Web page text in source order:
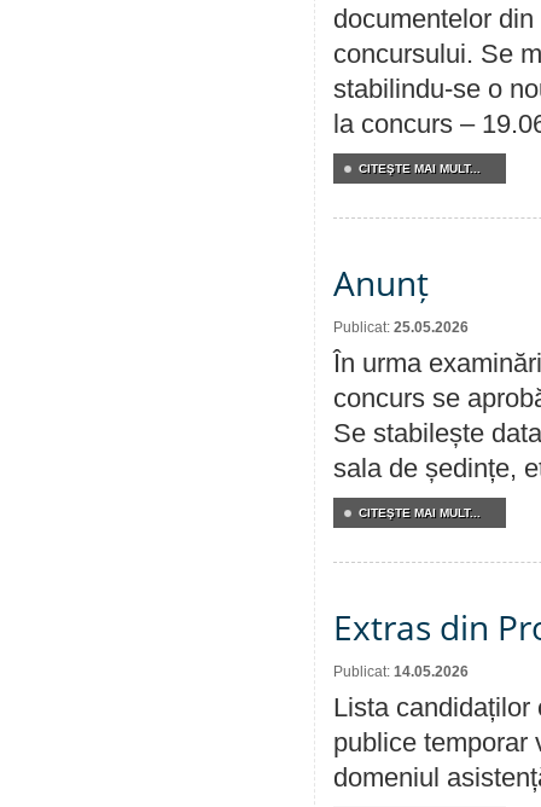
documentelor
concursului. Se
stabilindu-se o
la concurs –
CITEŞTE MAI MULT...
Anunț
Publicat: 25.05.2026
În urma
concurs se
Se stabilește
sala de ședințe,
CITEŞTE MAI MULT...
Extras din
Publicat: 14.05.2026
Lista candidaților
publice temporar
domeniul